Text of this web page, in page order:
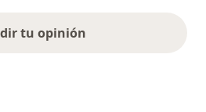
tu opinión